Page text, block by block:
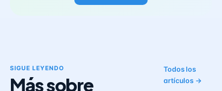
SIGUE LEYENDO
Más sobre
Todos los
artículos →